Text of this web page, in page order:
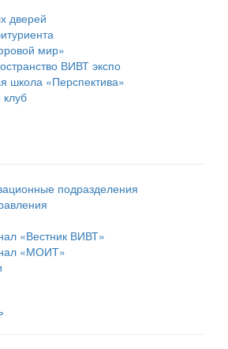
дверей
мир»
ВИВТ экспо
школа «Перспектива»
клуб
подразделения
«Вестник ВИВТ»
«МОИТ»